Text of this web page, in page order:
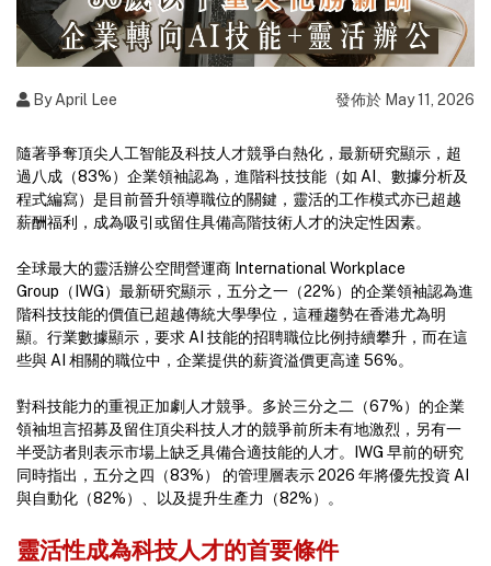
By April Lee 發佈於 May 11, 2026
隨著爭奪頂尖人工智能及科技人才競爭白熱化，最新研究顯示，超
過八成（83%）企業領袖認為，進階科技技能（如 AI、數據分析及
程式編寫）是目前晉升領導職位的關鍵，靈活的工作模式亦已超越
薪酬福利，成為吸引或留住具備高階技術人才的決定性因素。
全球最大的靈活辦公空間營運商 International Workplace
Group（IWG）最新研究顯示，五分之一（22%）的企業領袖認為進
階科技技能的價值已超越傳統大學學位，這種趨勢在香港尤為明
顯。行業數據顯示，要求 AI 技能的招聘職位比例持續攀升，而在這
些與 AI 相關的職位中，企業提供的薪資溢價更高達 56%。
對科技能力的重視正加劇人才競爭。多於三分之二（67%）的企業
領袖坦言招募及留住頂尖科技人才的競爭前所未有地激烈，另有一
半受訪者則表示市場上缺乏具備合適技能的人才。IWG 早前的研究
同時指出，五分之四（83%） 的管理層表示 2026 年將優先投資 AI
與自動化（82%）、以及提升生產力（82%）。
靈活性成為科技人才的首要條件